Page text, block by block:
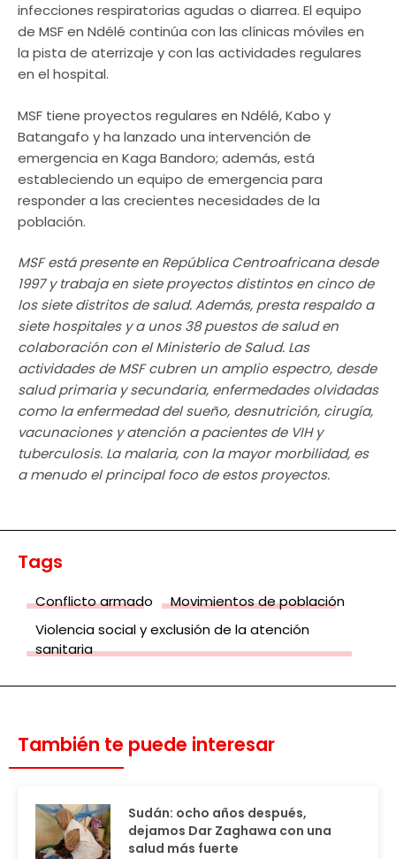
infecciones respiratorias agudas o diarrea. El equipo
de MSF en Ndélé continúa con las clínicas móviles en
la pista de aterrizaje y con las actividades regulares
en el hospital.
MSF tiene proyectos regulares en Ndélé, Kabo y
Batangafo y ha lanzado una intervención de
emergencia en Kaga Bandoro; además, está
estableciendo un equipo de emergencia para
responder a las crecientes necesidades de la
población.
MSF está presente en República Centroafricana desde
1997 y trabaja en siete proyectos distintos en cinco de
los siete distritos de salud. Además, presta respaldo a
siete hospitales y a unos 38 puestos de salud en
colaboración con el Ministerio de Salud. Las
actividades de MSF cubren un amplio espectro, desde
salud primaria y secundaria, enfermedades olvidadas
como la enfermedad del sueño, desnutrición, cirugía,
vacunaciones y atención a pacientes de VIH y
tuberculosis. La malaria, con la mayor morbilidad, es
a menudo el principal foco de estos proyectos.
Tags
Conflicto armado
Movimientos de población
Violencia social y exclusión de la atención
sanitaria
También te puede interesar
Sudán: ocho años después,
dejamos Dar Zaghawa con una
salud más fuerte